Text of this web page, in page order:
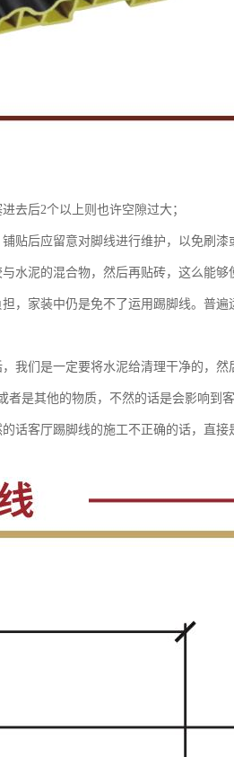
去后2个以上则也许空隙过大；
贴后应留意对脚线进行维护，以免刷漆
水泥的混合物，然后再贴砖，这么能够
，家装中仍是免不了运用踢脚线。普遍
我们是一定要将水泥给清理干净的，然
是其他的物质，不然的话是会影响到
话客厅踢脚线的施工不正确的话，直